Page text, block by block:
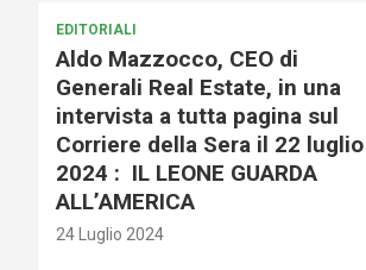
EDITORIALI
Aldo Mazzocco, CEO di
Generali Real Estate, in una
intervista a tutta pagina sul
Corriere della Sera il 22 luglio
2024 : IL LEONE GUARDA
ALL’AMERICA
24 Luglio 2024